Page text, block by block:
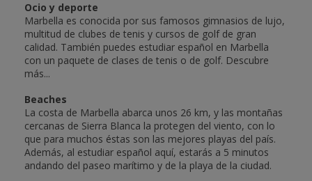
Ocio y deporte
Marbella es conocida por sus famosos gimnasios de lujo,
multitud de clubes de tenis y cursos de golf de gran
calidad. También puedes estudiar español en Marbella
con un paquete de clases de tenis o de golf. Descubre
más...
Beaches
La costa de Marbella abarca unos 26 km, y las montañas
cercanas de Sierra Blanca la protegen del viento, con lo
que para muchos éstas son las mejores playas del país.
Además, al estudiar español aquí, estarás a 5 minutos
andando del paseo marítimo y de la playa de la ciudad.